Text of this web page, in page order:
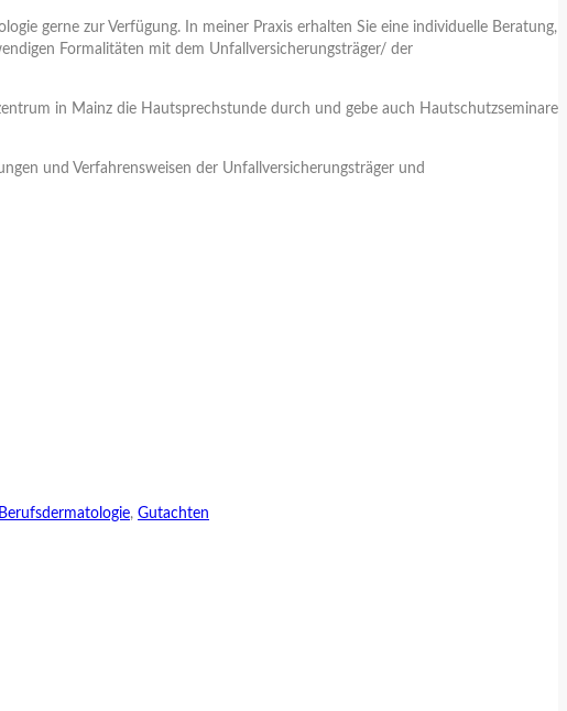
gerne zur Verfügung. In meiner Praxis erhalten Sie eine individuelle Beratung,
Formalitäten mit dem Unfallversicherungsträger/ der
in Mainz die Hautsprechstunde durch und gebe auch Hautschutzseminare
und Verfahrensweisen der Unfallversicherungsträger und
Berufsdermatologie, Gutachten